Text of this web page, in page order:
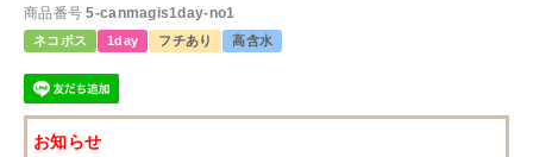
商品番号 5-canmagis1day-no1
ネコポス 1day フチあり 高含水
お知らせ